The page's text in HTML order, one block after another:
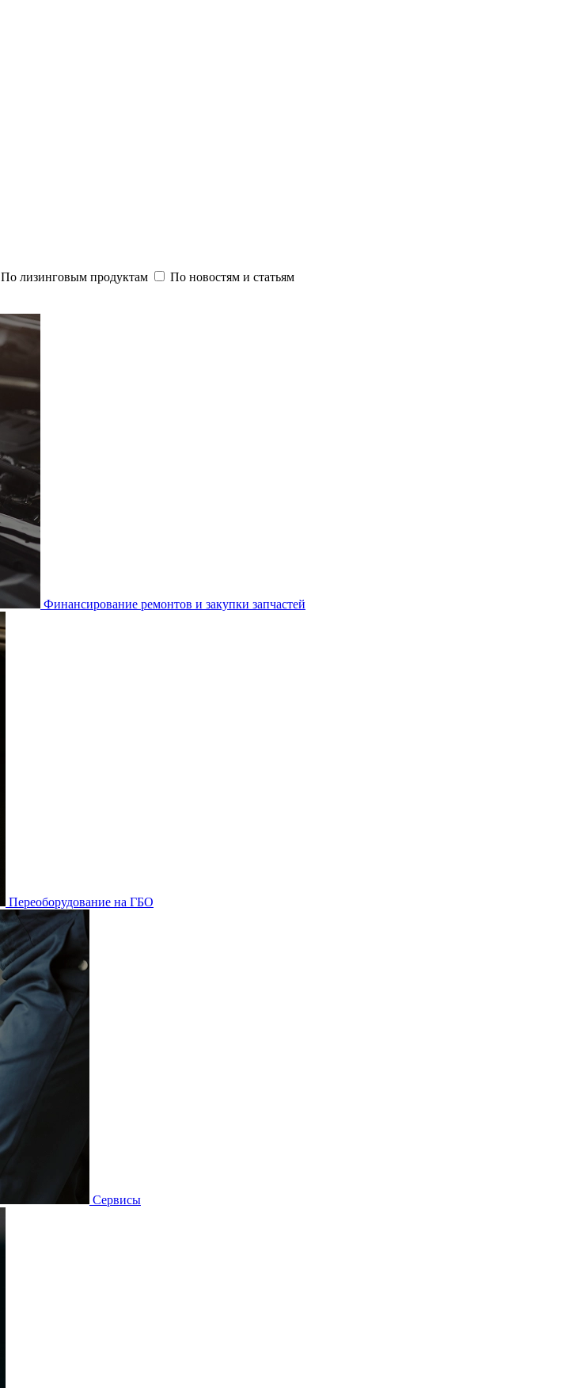
По лизинговым продуктам По новостям и статьям
Финансирование ремонтов и закупки запчастей
Переоборудование на ГБО
Сервисы